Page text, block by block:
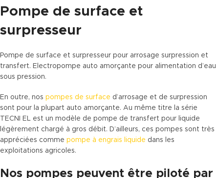
Pompe de surface et
surpresseur
Pompe de surface et surpresseur pour arrosage surpression et
transfert. Electropompe auto amorçante pour alimentation d’eau
sous pression.
En outre, nos pompes de surface d’arrosage et de surpression
sont pour la plupart auto amorçante. Au même titre la série
TECNI EL est un modèle de pompe de transfert pour liquide
légèrement chargé à gros débit. D’ailleurs, ces pompes sont très
appréciées comme pompe à engrais liquide dans les
exploitations agricoles.
Nos pompes peuvent être piloté par